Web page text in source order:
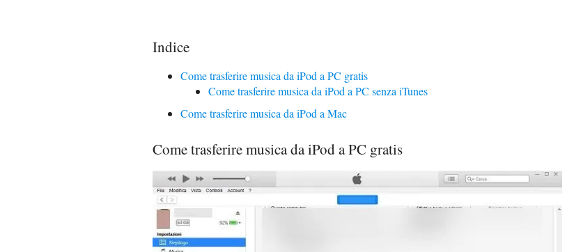
Indice
Come trasferire musica da iPod a PC gratis
Come trasferire musica da iPod a PC senza iTunes
Come trasferire musica da iPod a Mac
Come trasferire musica da iPod a PC gratis